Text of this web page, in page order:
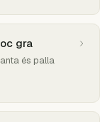
gra
és palla